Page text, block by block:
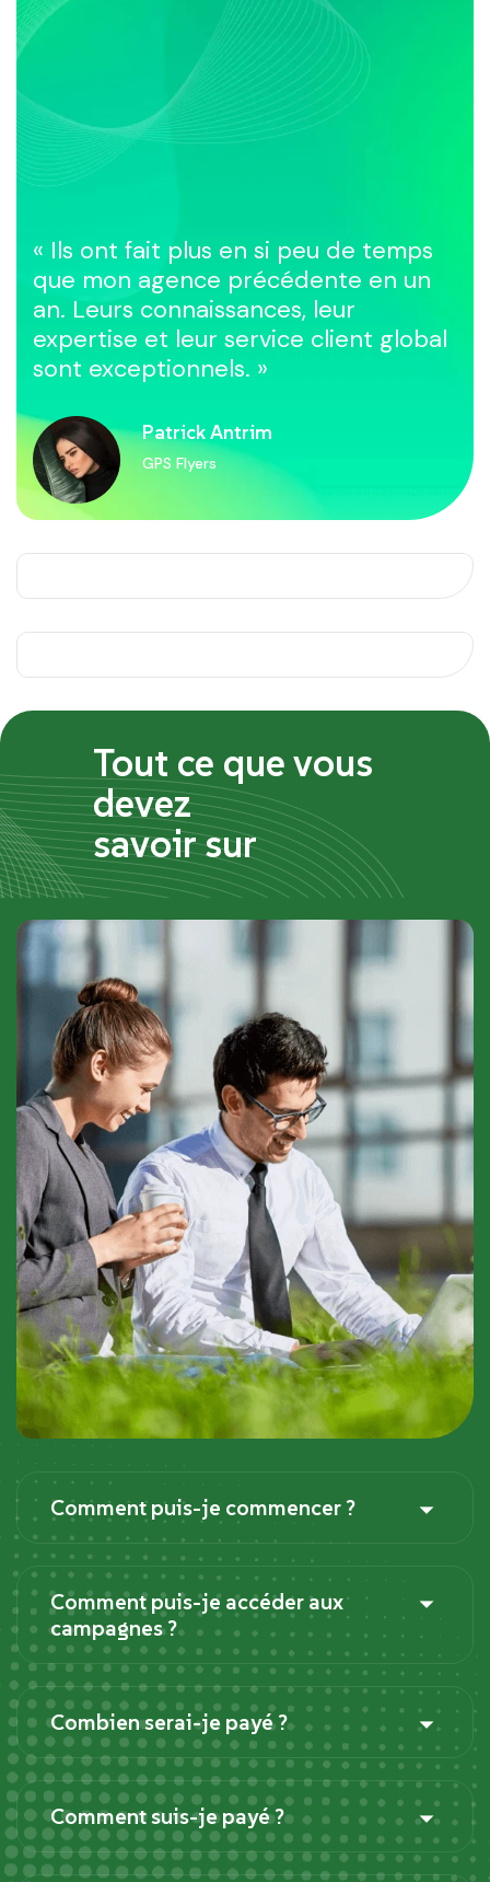
MOTRICITÉ AMUSEMENT
« Ils ont fait plus en si peu de temps
que mon agence précédente en un
an. Leurs connaissances, leur
expertise et leur service client global
sont exceptionnels. »
Patrick Antrim
GPS Flyers
Tout ce que vous
devez
savoir sur
Comment puis-je commencer ?
Comment puis-je accéder aux
campagnes ?
Combien serai-je payé ?
Comment suis-je payé ?